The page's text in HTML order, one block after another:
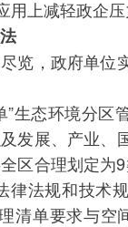
用上减轻政企压
，政府单位
态环境分区
发展、产业、
区合理划定为
律法规和技术
清单要求与空